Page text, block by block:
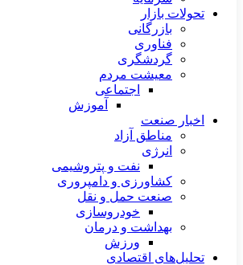
تحولات بازار
بازرگانی
فناوری
گردشگری
معیشت مردم
اجتماعی
آموزش
اخبار صنعت
مناطق آزاد
انرژی
نفت و پتروشیمی
کشاورزی و دامپروری
صنعت حمل و نقل
خودروسازی
بهداشت و درمان
ورزش
تحلیل‌های اقتصادی